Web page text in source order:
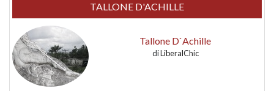
TALLONE D'ACHILLE
Tallone D`Achille
diLiberalChic